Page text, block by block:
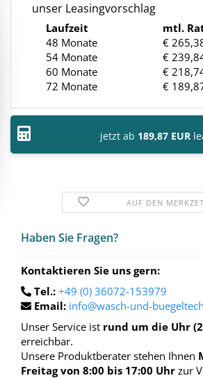
unser Leasingvorschlag
Laufzeit
mtl.
48 Monate
€
54 Monate
€
60 Monate
€
72 Monate
€
jetzt ab 189,87 EUR
AUF DEN
Haben Sie Fra­gen?
Kontaktieren Sie uns gern:
Tel.: +49 (0) 36072-153979
Email: info@wasch-und-
Unser Service ist rund um die Uhr
erreichbar.
Unsere Produktberater stehen Ihnen
Freitag von 8:00 bis 17:00 Uhr zur